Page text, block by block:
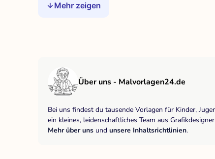
Mehr zeigen
Über uns - Malvorlagen24.de
Bei uns findest du tausende Vorlagen für Kinder,
ein kleines, leidenschaftliches Team aus
Mehr über uns und unsere Inhaltsrichtlinien.